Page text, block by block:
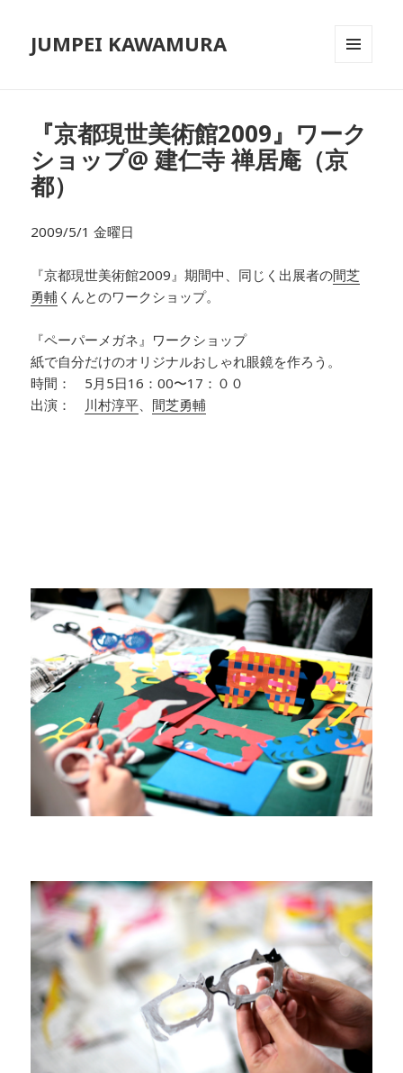
JUMPEI KAWAMURA
『京都現世美術館2009』ワーク
ショップ@ 建仁寺 禅居庵（京
都）
2009/5/1 金曜日
『京都現世美術館2009』期間中、同じく出展者の間芝
勇輔 くんとのワークショップ。
『ペーパーメガネ』ワークショップ
紙で自分だけのオリジナルおしゃれ眼鏡を作ろう。
時間： 5月5日16：00〜17：００
出演： 川村淳平、 間芝勇輔